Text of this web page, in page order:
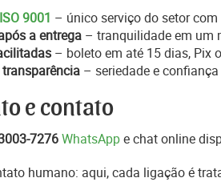
9001 – único serviço do setor
a entrega – tranquilidade em um
– boleto em até 15 dias, Pix
– seriedade e
e contato
7276WhatsAppe chat online
humano: aqui, cada ligação é